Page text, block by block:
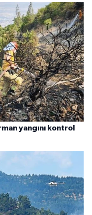
yangını kontrol